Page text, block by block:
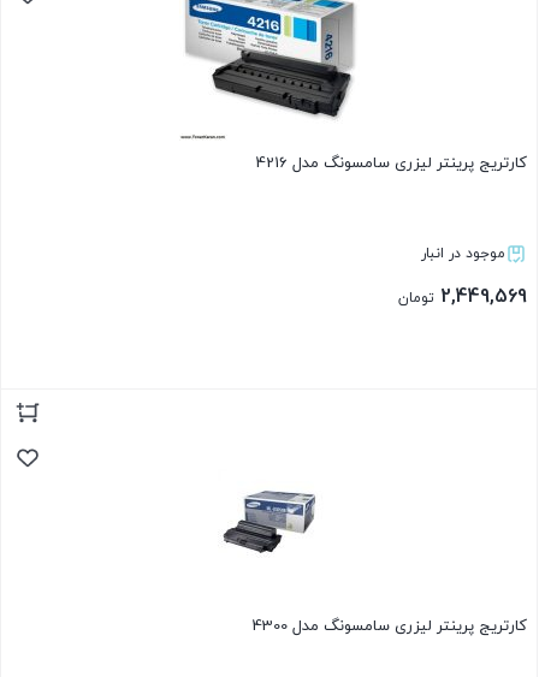
کارتریج پرینتر لیزری سامسونگ مدل 4216
موجود در انبار
2,449,569 تومان
کارتریج پرینتر لیزری سامسونگ مدل 4300